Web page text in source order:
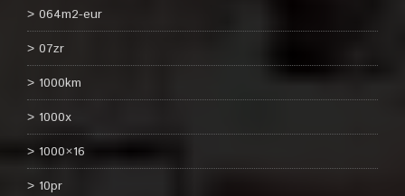
064m2-eur
07zr
1000km
1000x
1000×16
10pr